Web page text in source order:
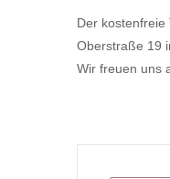
Der
Oberstraße 19
Wir freuen uns